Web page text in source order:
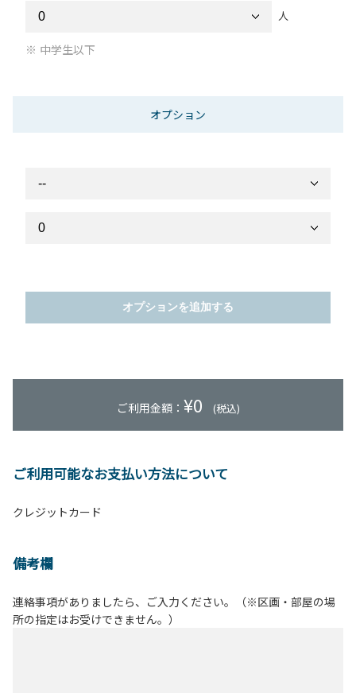
人
中学生以下
オプション
オプションを追加する
ご利用金額： ¥0 (税込)
ご利用可能なお支払い方法について
クレジットカード
備考欄
連絡事項がありましたら、ご入力ください。（※区画・部屋の場
所の指定はお受けできません。）